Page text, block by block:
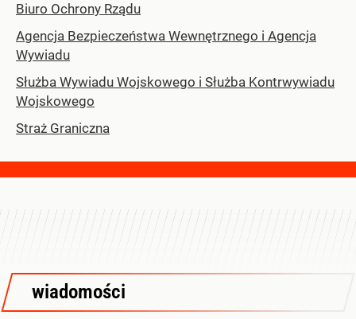
Biuro Ochrony Rządu
Agencja Bezpieczeństwa Wewnętrznego i Agencja
Wywiadu
Służba Wywiadu Wojskowego i Służba Kontrwywiadu
Wojskowego
Straż Graniczna
wiadomości